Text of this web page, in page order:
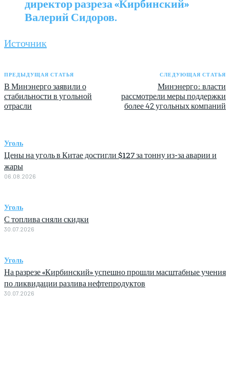
директор разреза «Кирбинский»
Валерий Сидоров.
Источник
ПРЕДЫДУЩАЯ СТАТЬЯ
В Минэнерго заявили о
стабильности в угольной
отрасли
СЛЕДУЮЩАЯ СТАТЬЯ
Минэнерго: власти
рассмотрели меры поддержки
более 42 угольных компаний
Уголь
Цены на уголь в Китае достигли $127 за тонну из-за аварии и
жары
06.08.2026
Уголь
С топлива сняли скидки
30.07.2026
Уголь
На разрезе «Кирбинский» успешно прошли масштабные учения
по ликвидации разлива нефтепродуктов
30.07.2026